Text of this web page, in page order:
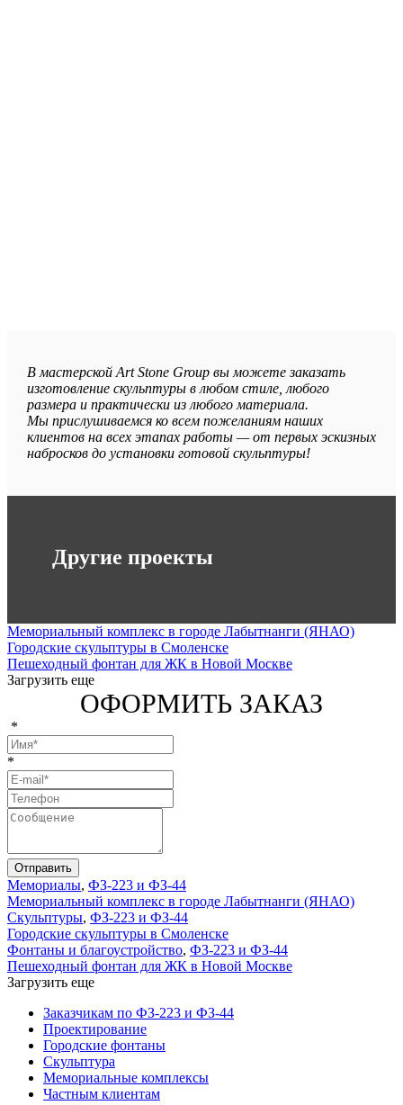
В мастерской Art Stone Group вы можете заказать
изготовление скульптуры в любом стиле, любого
размера и практически из любого материала.
Мы прислушиваемся ко всем пожеланиям наших
клиентов на всех этапах работы — от первых эскизных
набросков до установки готовой скульптуры!
Другие проекты
Мемориальный комплекс в городе Лабытнанги (ЯНАО)
Городские скульптуры в Смоленске
Пешеходный фонтан для ЖК в Новой Москве
Загрузить еще
ОФОРМИТЬ ЗАКАЗ
*
*
Отправить
Мемориалы, ФЗ-223 и ФЗ-44
Мемориальный комплекс в городе Лабытнанги (ЯНАО)
Скульптуры, ФЗ-223 и ФЗ-44
Городские скульптуры в Смоленске
Фонтаны и благоустройство, ФЗ-223 и ФЗ-44
Пешеходный фонтан для ЖК в Новой Москве
Загрузить еще
Заказчикам по ФЗ-223 и ФЗ-44
Проектирование
Городские фонтаны
Скульптура
Мемориальные комплексы
Частным клиентам